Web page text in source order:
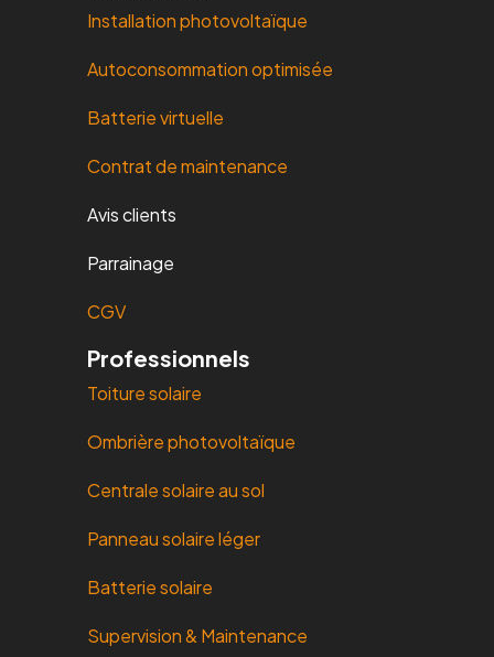
Installation photovoltaïque
Autoconsommation optimisée
Batterie virtuelle
Contrat de maintenance
Avis clients
Parrainage
CGV
Professionnels
Toiture solaire
Ombrière photovoltaïque
Centrale solaire au sol
Panneau solaire léger
Batterie solaire
Supervision & Maintenance